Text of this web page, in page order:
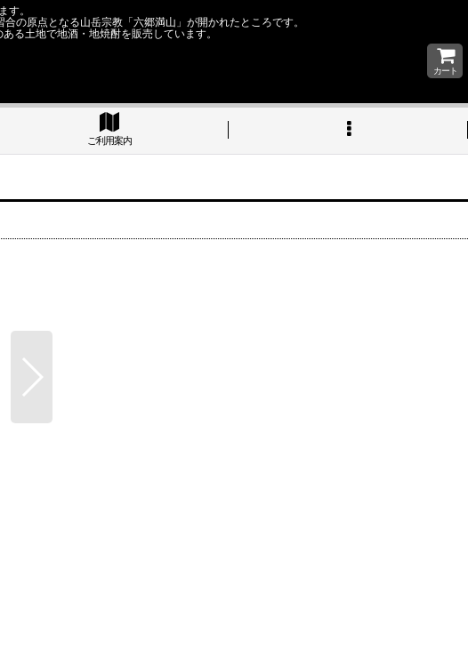
す。
の原点となる山岳宗教「六郷満山」が開かれたところです。
る土地で地酒・地焼酎を販売しています。
カート
ご利用案内